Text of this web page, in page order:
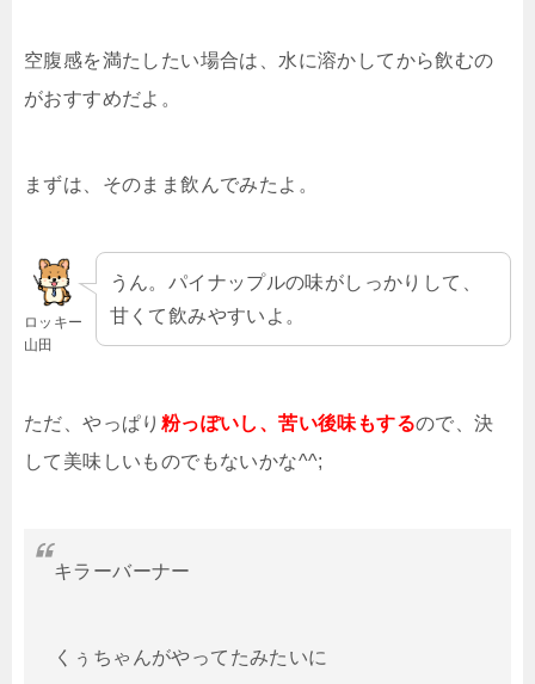
空腹感を満たしたい場合は、水に溶かしてから飲むの
がおすすめだよ。
まずは、そのまま飲んでみたよ。
ロッキー
山田
うん。パイナップルの味がしっかりして、
甘くて飲みやすいよ。
ただ、やっぱり 粉っぽいし、苦い後味もするので、決
して美味しいものでもないかな^^;
キラーバーナー
くぅちゃんがやってたみたいに